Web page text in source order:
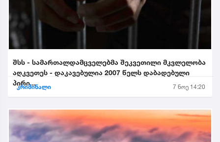
შსს - სამართალდამცველებმა შეკვეთილი მკვლელობა
აღკვეთეს - დაკავებულია 2007 წელს დაბადებული
პირი...
კრიმინალი 7 ნოე 14:20